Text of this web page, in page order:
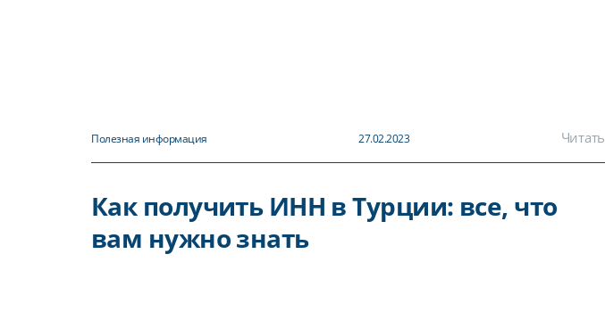
Полезная информация 27.02.2023 Читать
Как получить ИНН в Турции: все, что
вам нужно знать